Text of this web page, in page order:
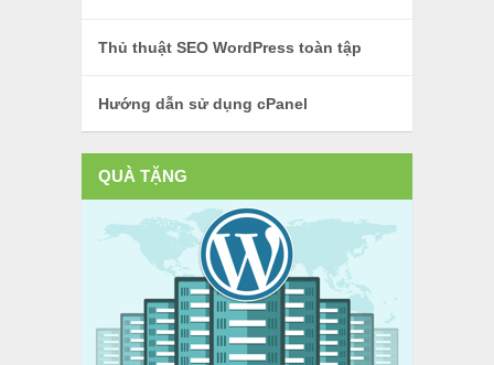
Thủ thuật SEO WordPress toàn tập
Hướng dẫn sử dụng cPanel
QUÀ TẶNG